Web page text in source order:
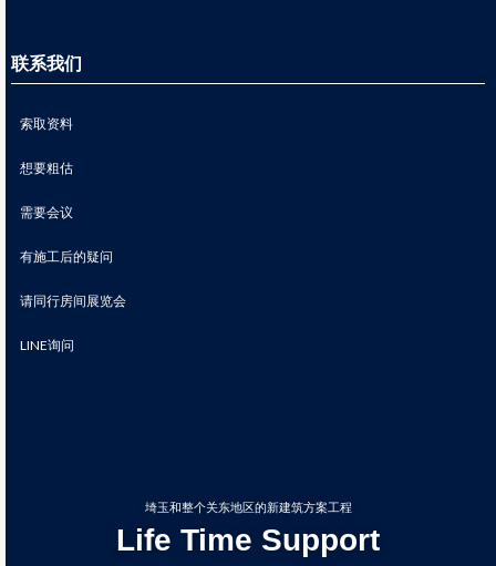
联系我们
索取资料
想要粗估
需要会议
有施工后的疑问
请同行房间展览会
LINE询问
埼玉和整个关东地区的新建筑方案工程
Life Time Support